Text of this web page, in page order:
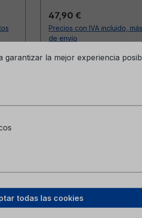
Precio normal:
47,90 €
Precios con IVA incluido,
de envío
A la cesta
garantizar la mejor experiencia
todas las cookies